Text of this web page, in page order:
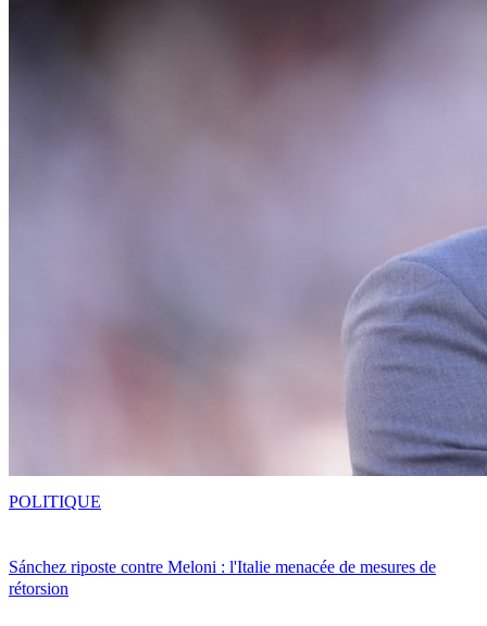
Sánchez riposte contre Meloni : l'Italie menacée de mesures de
rétorsion
POLITIQUE